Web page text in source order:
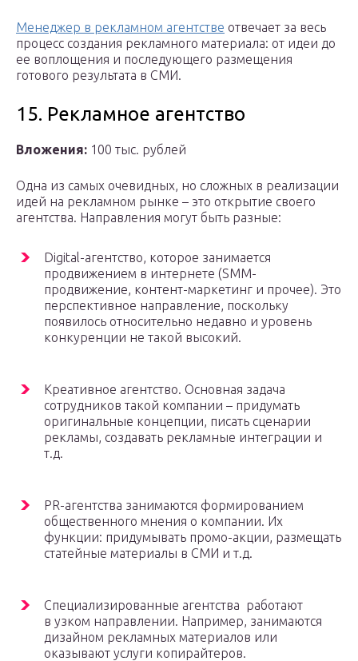
Менеджер в рекламном агентстве отвечает за весь
процесс создания рекламного материала: от идеи до
ее воплощения и последующего размещения
готового результата в СМИ.
15. Рекламное агентство
Вложения: 100 тыс. рублей
Одна из самых очевидных, но сложных в реализации
идей на рекламном рынке – это открытие своего
агентства. Направления могут быть разные:
Digital-агентство, которое занимается
продвижением в интернете (SMM-
продвижение, контент-маркетинг и прочее). Это
перспективное направление, поскольку
появилось относительно недавно и уровень
конкуренции не такой высокий.
Креативное агентство. Основная задача
сотрудников такой компании – придумать
оригинальные концепции, писать сценарии
рекламы, создавать рекламные интеграции и
т.д.
PR-агентства занимаются формированием
общественного мнения о компании. Их
функции: придумывать промо-акции, размещать
статейные материалы в СМИ и т.д.
Специализированные агентства работают
в узком направлении. Например, занимаются
дизайном рекламных материалов или
оказывают услуги копирайтеров.